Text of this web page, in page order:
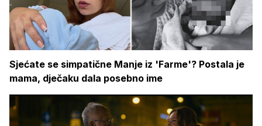
Sjećate se simpatične Manje iz 'Farme'? Postala je
mama, dječaku dala posebno ime